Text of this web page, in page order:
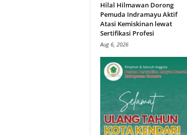
Hilal Hilmawan Dorong
Pemuda Indramayu Aktif
Atasi Kemiskinan lewat
Sertifikasi Profesi
Aug 6, 2026